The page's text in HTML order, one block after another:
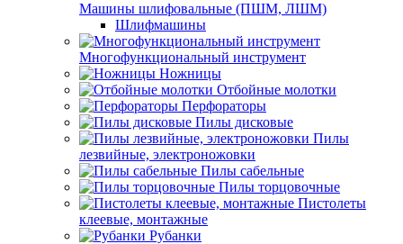
Машины шлифовальные (ПШМ, ЛШМ)
Шлифмашины
Многофункциональный инструмент
Ножницы
Отбойные молотки
Перфораторы
Пилы дисковые
Пилы
лезвийные, электроножовки
Пилы сабельные
Пилы торцовочные
Пистолеты
клеевые, монтажные
Рубанки